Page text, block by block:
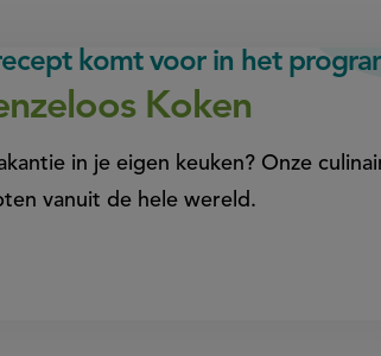
komt voor in het
Koken
in je eigen keuken? Onze
vanuit de hele wereld.